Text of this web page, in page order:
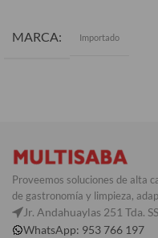
MARCA Importado
Proveemos soluciones de alta
de gastronomía y limpieza,
Jr. Andahuaylas 251 Tda.
WhatsApp: 953 766 197